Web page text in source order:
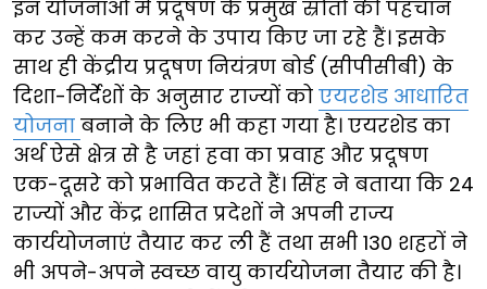
इन योजनाओं में प्रदूषण के प्रमुख स्रोतों की पहचान
कर उन्हें कम करने के उपाय किए जा रहे हैं। इसके
साथ ही केंद्रीय प्रदूषण नियंत्रण बोर्ड (सीपीसीबी) के
दिशा-निर्देशों के अनुसार राज्यों को एयरशेड आधारित
योजना बनाने के लिए भी कहा गया है। एयरशेड का
अर्थ ऐसे क्षेत्र से है जहां हवा का प्रवाह और प्रदूषण
एक-दूसरे को प्रभावित करते हैं। सिंह ने बताया कि 24
राज्यों और केंद्र शासित प्रदेशों ने अपनी राज्य
कार्ययोजनाएं तैयार कर ली हैं तथा सभी 130 शहरों ने
भी अपने-अपने स्वच्छ वायु कार्ययोजना तैयार की है।